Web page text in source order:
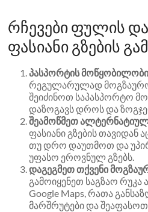
რჩევები ფულის
ფასიანი გზების
პასპორტის
რეგულარულად
შეიძინოთ საპასპორტო
დაზოგავს დროს და
შეამოწმეთ
ფასიანი გზების თავიდან
თუ დრო დაუთმოთ და
უფასო ეროვნულ გზებს.
დაგეგმეთ თქვენი
გამოიყენეთ საგზაო რუკა
Google Maps, რათა
მარშრუტები და შეაფასოთ